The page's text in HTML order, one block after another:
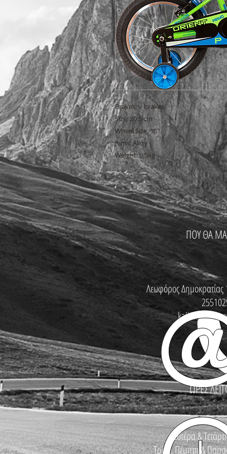
Brakes: v-brakes
Size: 20.5 cm
Wheel Size: 18"
Rims: Alloy
Weight: 9.5kg
ΠΟΥ ΘΑ
Λεωφόρος
ΩΡΕΣ
Δευτέρα &
Τρίτη, Πέμπτη &